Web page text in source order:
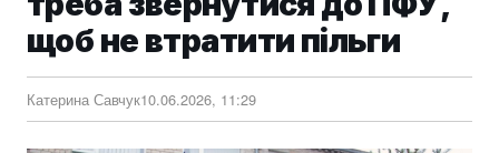
щоб не втратити пільги
Катерина Савчук10.06.2026, 11:29